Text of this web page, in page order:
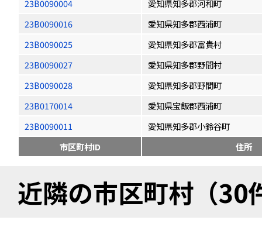
23B0090004
愛知県知多郡河和町
23B0090016
愛知県知多郡西浦町
23B0090025
愛知県知多郡富貴村
23B0090027
愛知県知多郡野間村
23B0090028
愛知県知多郡野間町
23B0170014
愛知県宝飯郡西浦町
23B0090011
愛知県知多郡小鈴谷町
市区町村ID
住所
近隣の市区町村（30